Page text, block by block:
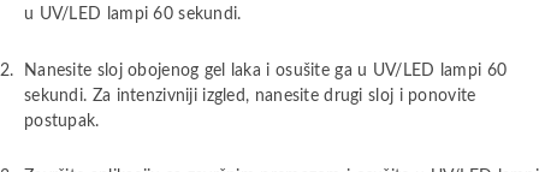
u UV/LED lampi 60 sekundi.
Nanesite sloj obojenog gel laka i osušite ga u UV/LED lampi 60
sekundi. Za intenzivniji izgled, nanesite drugi sloj i ponovite
postupak.